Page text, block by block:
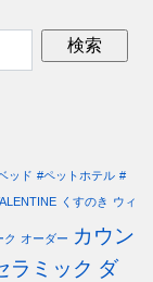
ッド #ペットホテル #
くすのき ウィ
ク オーダー カウン
ラミック ダ